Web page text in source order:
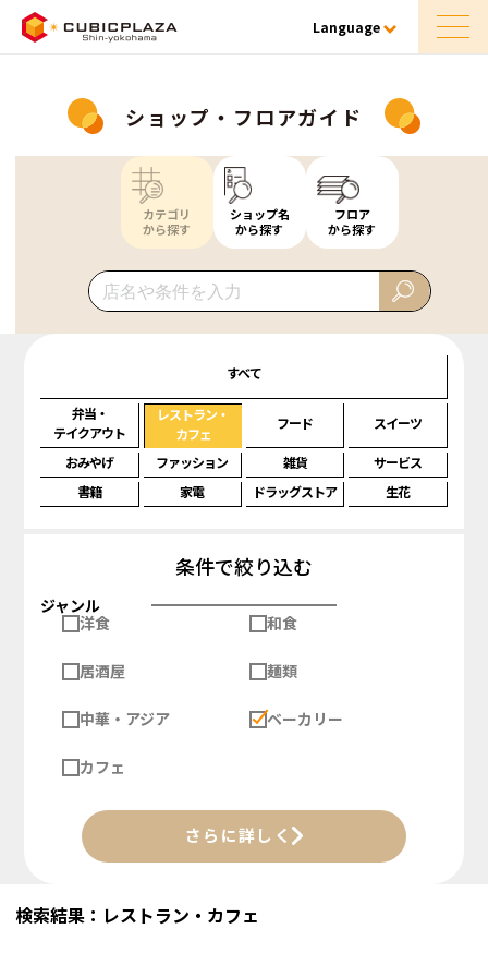
Language
ショップ・フロアガイド
カテゴリ
から探す
ショップ名
から探す
フロア
から探す
すべて
弁当・
テイクアウト
レストラン・
カフェ
フード スイーツ
おみやげ ファッション 雑貨
サービス
書籍
家電 ドラッグストア 生花
条件で絞り込む
ジャンル
洋食
和食
居酒屋 麺類
中華・アジア ベーカリー
カフェ
さらに詳しく
検索結果：レストラン・カフェ